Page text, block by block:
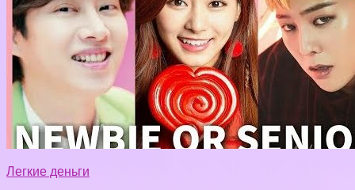
Легкие деньги